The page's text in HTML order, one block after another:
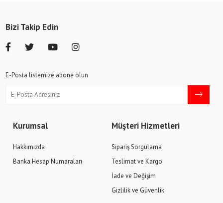
Kurumsal
Hakkımızda
Banka Hesap Numaraları
Müşteri Hizmetleri
Sipariş Sorgulama
Teslimat ve Kargo
İade ve Değişim
Gizlilik ve Güvenlik
Bizi Takip Edin
E-Posta listemize abone olun